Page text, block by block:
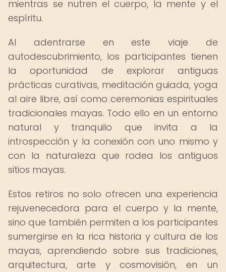
mientras se nutren el cuerpo, la mente y el
espíritu.
Al adentrarse en este viaje de
autodescubrimiento, los participantes tienen
la oportunidad de explorar antiguas
prácticas curativas, meditación guiada, yoga
al aire libre, así como ceremonias espirituales
tradicionales mayas. Todo ello en un entorno
natural y tranquilo que invita a la
introspección y la conexión con uno mismo y
con la naturaleza que rodea los antiguos
sitios mayas.
Estos retiros no solo ofrecen una experiencia
rejuvenecedora para el cuerpo y la mente,
sino que también permiten a los participantes
sumergirse en la rica historia y cultura de los
mayas, aprendiendo sobre sus tradiciones,
arquitectura, arte y cosmovisión, en un